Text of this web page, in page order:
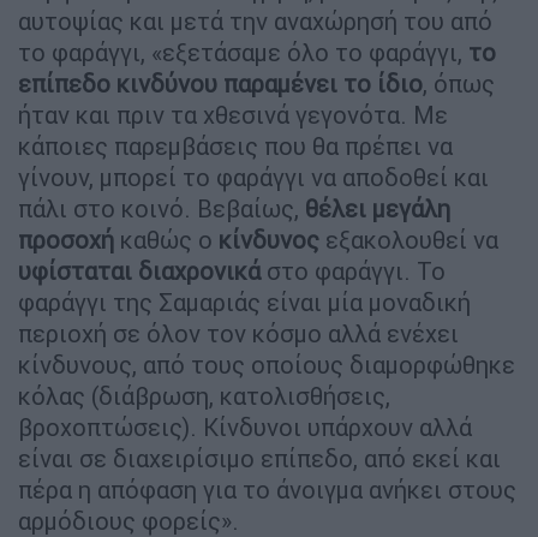
αυτοψίας και μετά την αναχώρησή του από
το φαράγγι, «εξετάσαμε όλο το φαράγγι, το
επίπεδο κινδύνου παραμένει το ίδιο, όπως
ήταν και πριν τα χθεσινά γεγονότα. Με
κάποιες παρεμβάσεις που θα πρέπει να
γίνουν, μπορεί το φαράγγι να αποδοθεί και
πάλι στο κοινό. Βεβαίως, θέλει μεγάλη
προσοχή καθώς ο κίνδυνος εξακολουθεί να
υφίσταται διαχρονικάστο φαράγγι. Το
φαράγγι της Σαμαριάς είναι μία μοναδική
περιοχή σε όλον τον κόσμο αλλά ενέχει
κίνδυνους, από τους οποίους διαμορφώθηκε
κόλας (διάβρωση, κατολισθήσεις,
βροχοπτώσεις). Κίνδυνοι υπάρχουν αλλά
είναι σε διαχειρίσιμο επίπεδο, από εκεί και
πέρα η απόφαση για το άνοιγμα ανήκει στους
αρμόδιους φορείς».